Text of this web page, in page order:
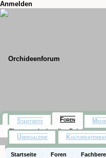
Anmelden
Startseite Foren
Startseite Foren
Themen mit aktuellen Beiträgen
Usergalerie